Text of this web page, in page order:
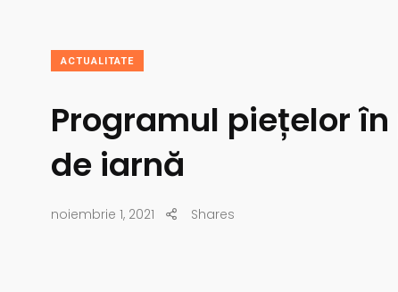
ACTUALITATE
Programul piețelor
de iarnă
noiembrie 1, 2021 Shares